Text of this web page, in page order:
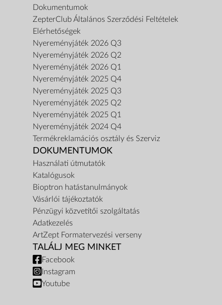
Dokumentumok
ZepterClub Általános Szerződési Feltételek
Elérhetőségek
Nyereményjáték 2026 Q3
Nyereményjáték 2026 Q2
Nyereményjáték 2026 Q1
Nyereményjáték 2025 Q4
Nyereményjáték 2025 Q3
Nyereményjáték 2025 Q2
Nyereményjáték 2025 Q1
Nyereményjáték 2024 Q4
Termékreklamációs osztály és Szerviz
DOKUMENTUMOK
Használati útmutatók
Katalógusok
Bioptron hatástanulmányok
Vásárlói tájékoztatók
Pénzügyi közvetítői szolgáltatás
Adatkezelés
ArtZept Formatervezési verseny
TALÁLJ MEG MINKET
Facebook
Instagram
Youtube